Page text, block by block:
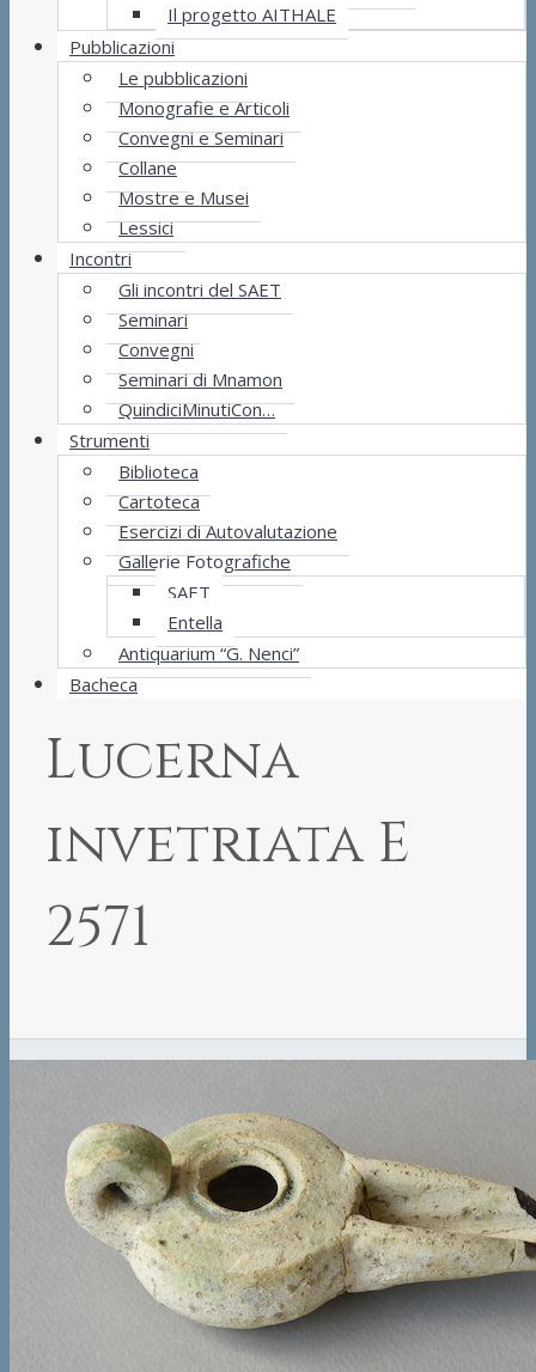
Il progetto AITHALE
Pubblicazioni
Le pubblicazioni
Monografie e Articoli
Convegni e Seminari
Collane
Mostre e Musei
Lessici
Incontri
Gli incontri del SAET
Seminari
Convegni
Seminari di Mnamon
QuindiciMinutiCon…
Strumenti
Biblioteca
Cartoteca
Esercizi di Autovalutazione
Gallerie Fotografiche
SAET
Entella
Antiquarium “G. Nenci”
Bacheca
Lucerna
invetriata E
2571